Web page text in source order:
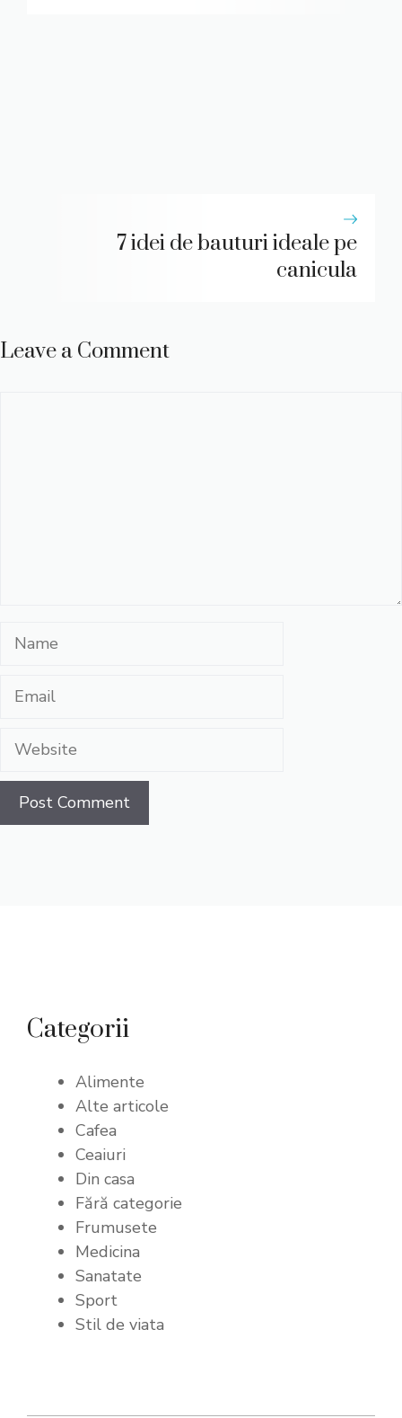
7 idei de bauturi ideale pe
canicula
Leave a Comment
Name
Email
Website
Categorii
Alimente
Alte articole
Cafea
Ceaiuri
Din casa
Fără categorie
Frumusete
Medicina
Sanatate
Sport
Stil de viata